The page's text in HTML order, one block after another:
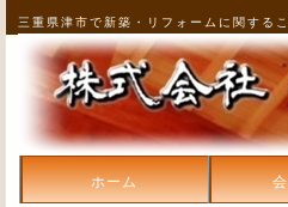
三重県津市で新築・リフォームに関する
ホーム